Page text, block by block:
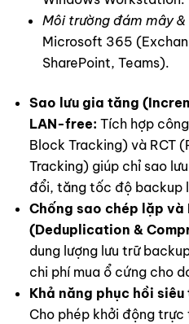
Môi trường đám mây &
Microsoft 365
SharePoint, Teams).
Sao lưu gia tăng
LAN-free: Tích hợp
Block Tracking) và RCT
Tracking) giúp chỉ sao
đổi, tăng tốc độ backup
Chống sao chép lặp và
(Deduplication &
dung lượng lưu trữ
chi phí mua ổ cứng cho
Khả năng phục hồi
Cho phép khởi động